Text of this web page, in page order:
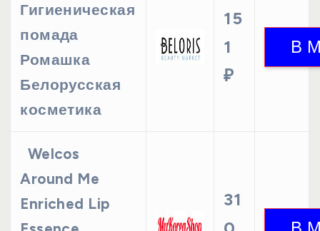
Гигиеническая
помада
Ромашка
Белорусская
косметика
15
1
₽
Welcos
Around Me
Enriched Lip
31